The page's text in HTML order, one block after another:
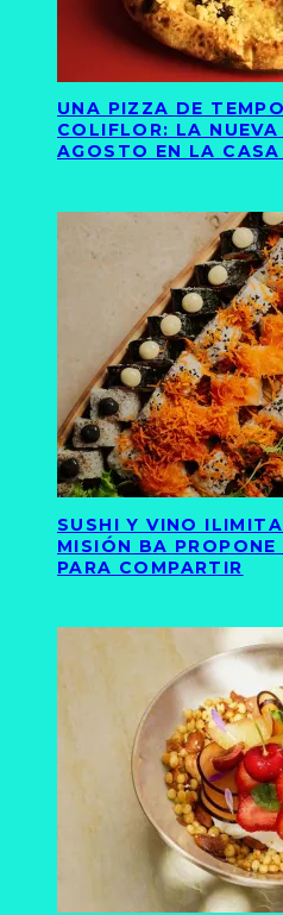
UNA PIZZA DE
COLIFLOR: LA
AGOSTO EN LA
SUSHI Y VINO
MISIÓN BA PROPONE
PARA COMPARTIR